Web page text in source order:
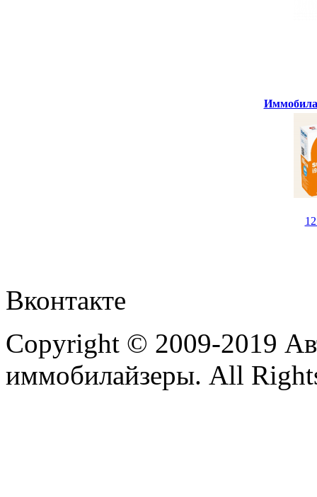
Вконтакте
Copyright © 2009-2019
иммобилайзеры. All